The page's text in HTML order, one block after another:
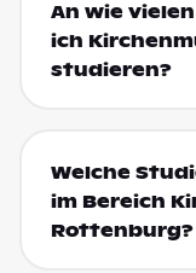
An wie
ich
studieren?
Welche
im Bereich
Rottenburg?